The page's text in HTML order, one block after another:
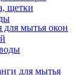
щетки
мытья окон
для мытья